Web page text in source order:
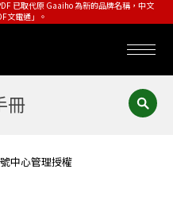
已取代原 Gaaiho 為新的品牌名稱，中文
文電通」。
冊
中心管理授權